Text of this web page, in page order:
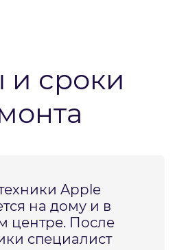
и сроки
Apple
на дому и в
центре. После
специалист